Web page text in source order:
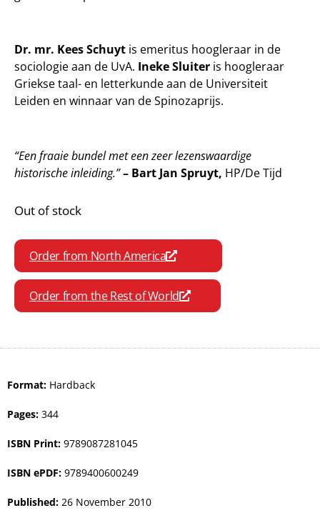
Dr. mr. Kees Schuyt is emeritus hoogleraar in de
sociologie aan de UvA. Ineke Sluiter is hoogleraar
Griekse taal- en letterkunde aan de Universiteit
Leiden en winnaar van de Spinozaprijs.
“Een fraaie bundel met een zeer lezenswaardige
historische inleiding.”– Bart Jan Spruyt, HP/De Tijd
Out of stock
Order from North America
Order from the Rest of World
Format: Hardback
Pages: 344
ISBN Print: 9789087281045
ISBN ePDF: 9789400600249
Published: 26 November 2010